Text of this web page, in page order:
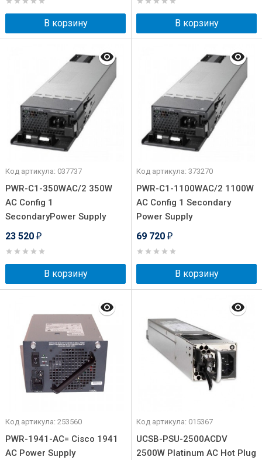
В корзину В корзину
Код артикула: 037737
PWR-C1-350WAC/2 350W
AC Config 1
SecondaryPower Supply
23 520 ₽
В корзину
Код артикула: 373270
PWR-C1-1100WAC/2 1100W
AC Config 1 Secondary
Power Supply
69 720 ₽
В корзину
Код артикула: 253560
PWR-1941-AC= Cisco 1941
AC Power Supply
Код артикула: 015367
UCSB-PSU-2500ACDV
2500W Platinum AC Hot Plug